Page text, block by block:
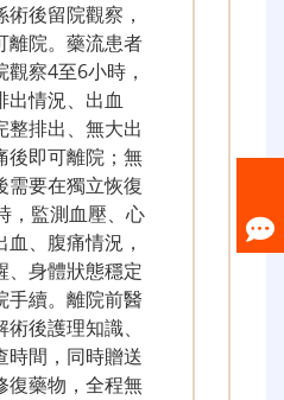
後留院觀察，
離院。藥流患者
察4至6小時，
出情況、出血
整排出、無大出
後即可離院；無
需要在獨立恢復
，監測血壓、心
、腹痛情況，
、身體狀態穩定
手續。離院前醫
後護理知識、
時間，同時贈送
復藥物，全程無